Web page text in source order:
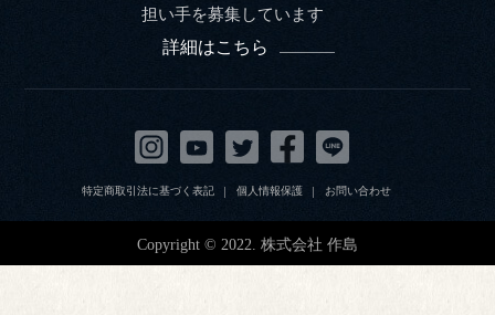
担い手を募集しています
詳細はこちら
特定商取引法に基づく表記 個人情報保護 お問い合わせ
Copyright © 2022. 株式会社 作島